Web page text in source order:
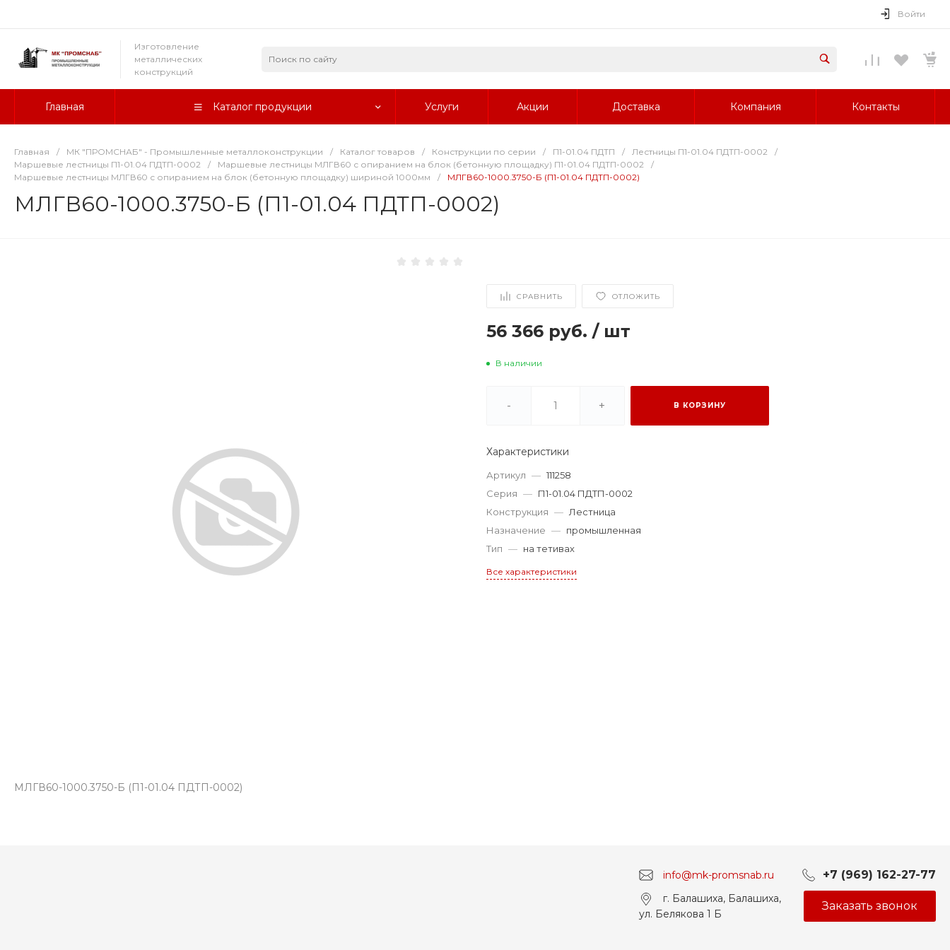
Войти
Изготовление
металлических
конструкций
Главная Каталог продукции Услуги Акции Доставка Компания Контакты
Главная / МК "ПРОМСНАБ" - Промышленные металлоконструкции / Каталог товаров / Конструкции по серии / П1-01.04 ПДТП / Лестницы П1-01.04 ПДТП-0002
/
Маршевые лестницы П1-01.04 ПДТП-0002
/ Маршевые лестницы МЛГВ60 с опиранием на блок (бетонную площадку) П1-01.04 ПДТП-0002
/
Маршевые лестницы МЛГВ60 с опиранием на блок (бетонную площадку) шириной 1000мм
/ МЛГВ60-1000.3750-Б (П1-01.04 ПДТП-0002)
МЛГВ60-1000.3750-Б (П1-01.04 ПДТП-0002)
СРАВНИТЬ ОТЛОЖИТЬ
56 366 руб. / шт
В наличии
- + В КОРЗИНУ
Характеристики
Артикул — 111258
Серия — П1-01.04 ПДТП-0002
Конструкция — Лестница
Назначение — промышленная
Тип — на тетивах
Все характеристики
МЛГВ60-1000.3750-Б (П1-01.04 ПДТП-0002)
info@mk-promsnab.ru +7 (969) 162-27-77
г. Балашиха, Балашиха,
ул. Белякова 1 Б
Заказать звонок